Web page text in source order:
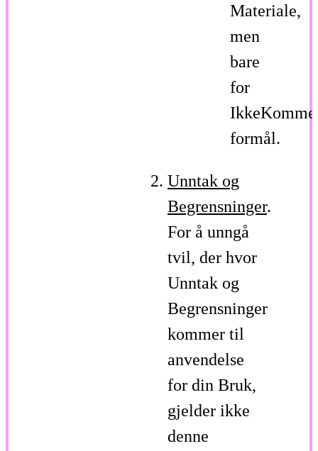
Materiale,
men
bare
for
formål.
Unntak og
Begrensninger.
For å unngå
tvil, der hvor
Unntak og
Begrensninger
kommer til
anvendelse
for din Bruk,
gjelder ikke
denne